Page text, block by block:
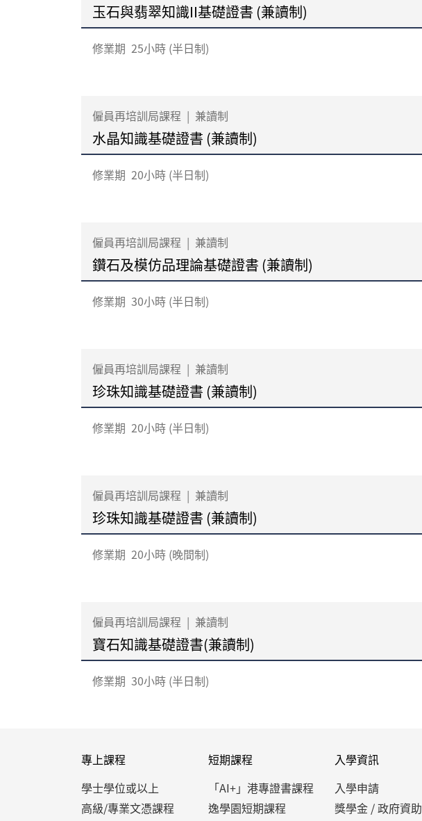
玉石與翡翠知識II基礎證書 (兼讀制)
修業期 25小時 (半日制)
僱員再培訓局課程 | 兼讀制
水晶知識基礎證書 (兼讀制)
修業期 20小時 (半日制)
僱員再培訓局課程 | 兼讀制
鑽石及模仿品理論基礎證書 (兼讀制)
修業期 30小時 (半日制)
僱員再培訓局課程 | 兼讀制
珍珠知識基礎證書 (兼讀制)
修業期 20小時 (半日制)
僱員再培訓局課程 | 兼讀制
珍珠知識基礎證書 (兼讀制)
修業期 20小時 (晚間制)
僱員再培訓局課程 | 兼讀制
寶石知識基礎證書(兼讀制)
修業期 30小時 (半日制)
專上課程
學士學位或以上
高級/專業文憑課程
短期課程
「AI+」港專證書課程
逸學園短期課程
入學資訊
入學申請
獎學金 / 政府資助